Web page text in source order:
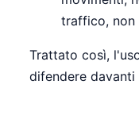
traffico, non
Trattato così,
difendere